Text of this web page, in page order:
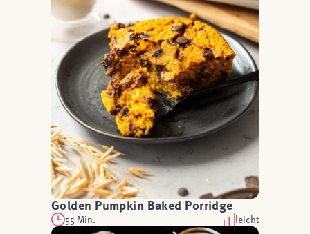
Golden Pumpkin Baked Porridge
55 Min. leicht